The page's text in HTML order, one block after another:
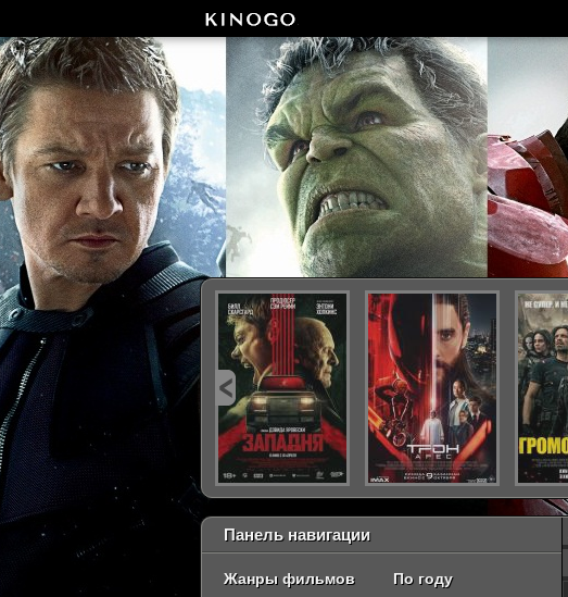
Панель навигации
Жанры фильмов По году